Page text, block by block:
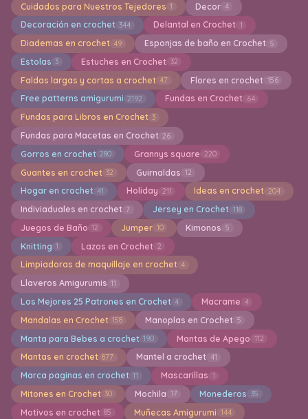
Cuidados para Nuestros Tejedores 1 Decor 4
Decoración en crochet 344 Delantal en Crochet 1
Diademas en crochet 49 Esponjas de baño en Crochet 5
Estolas 3 Estuches en Crochet 32
Faldas largas y cortas a crochet 47 Flores en crochet 156
Free patterns amigurumi 2192 Fundas en Crochet 64
Fundas para Libros en Crochet 3
Fundas para Macetas en Crochet 26
Gorros en crochet 280 Grannys square 220
Guantes en crochet 32 Guirnaldas 12
Hogar en crochet 41 Holiday 211 Ideas en crochet 204
Indiviaduales en crochet 7 Jersey en Crochet 118
Juegos de Baño 12 Jumper 10 Kimonos 5
Knitting 1 Lazos en Crochet 2
Limpiadoras de maquillaje en crochet 4
Llaveros Amigurumis 11
Los Mejores 25 Patrones en Crochet 4 Macrame 4
Mandalas en Crochet 158 Manoplas en Crochet 5
Manta para Bebes a crochet 190 Mantas de Apego 112
Mantas en crochet 877 Mantel a crochet 41
Marca paginas en crochet 11 Mascarillas 1
Mitones en Crochet 30 Mochila 17 Monederos 35
Motivos en crochet 85 Muñecas Amigurumi 144